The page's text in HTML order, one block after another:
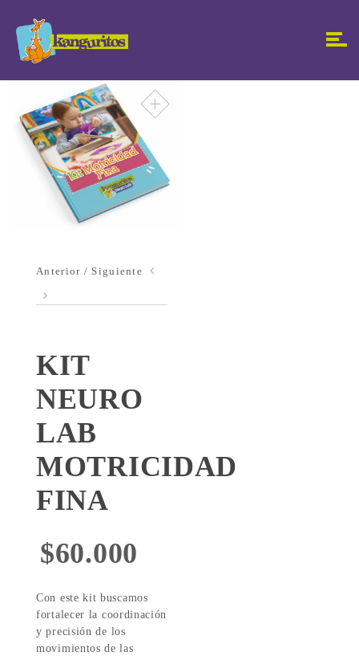
Anterior / Siguiente
KIT
NEURO
LAB
MOTRICIDAD
FINA
$60.000
Con este kit buscamos
fortalecer la coordinación
y precisión de los
movimientos de las